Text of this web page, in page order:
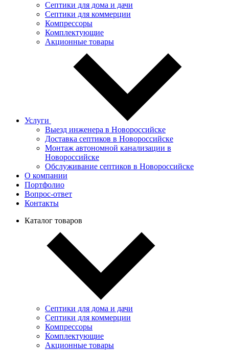
Септики для дома и дачи
Септики для коммерции
Компрессоры
Комплектующие
Акционные товары
Услуги
Выезд инженера в Новороссийске
Доставка септиков в Новороссийске
Монтаж автономной канализации в
Новороссийске
Обслуживание септиков в Новороссийске
О компании
Портфолио
Вопрос-ответ
Контакты
Каталог товаров
Септики для дома и дачи
Септики для коммерции
Компрессоры
Комплектующие
Акционные товары